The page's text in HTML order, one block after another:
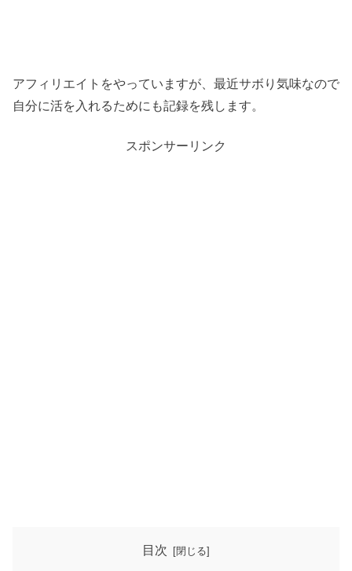
アフィリエイトをやっていますが、最近サボり気味なので
自分に活を入れるためにも記録を残します。
スポンサーリンク
目次